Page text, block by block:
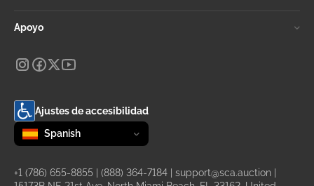
Apoyo
Ajustes de accesibilidad
Change language
selected
Spanish
+1 (786) 655-8855 (888) 364-7184 support@sca.auction